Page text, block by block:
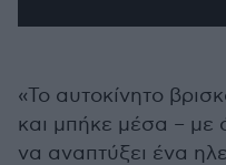
«Το αυτοκίνητο
και μπήκε μέσα – με
να αναπτύξει ένα